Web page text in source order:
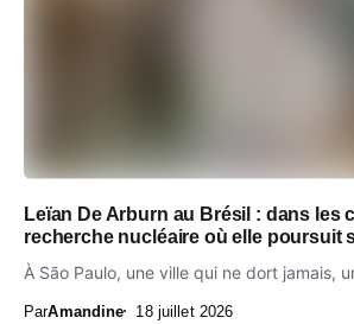
Leïan De Arburn au Brésil : dans les
recherche nucléaire où elle poursuit
À São Paulo, une ville qui ne dort jamais,
ParAmandine 18 juillet 2026